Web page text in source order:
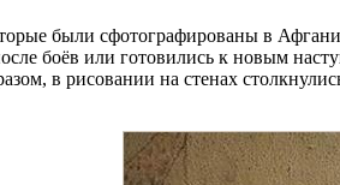
были сфотографированы в
боёв или готовились к новым
в рисовании на стенах